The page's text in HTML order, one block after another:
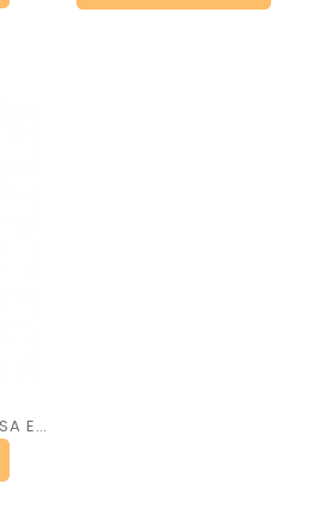
HLAČE ŽENSKE RADNE SA ELASTINOM art.Hana